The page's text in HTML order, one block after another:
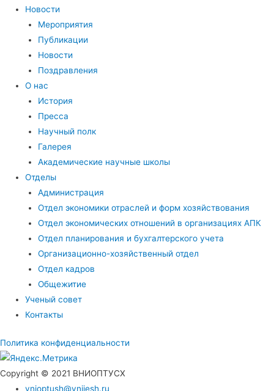
Новости
Мероприятия
Публикации
Новости
Поздравления
О нас
История
Пресса
Научный полк
Галерея
Академические научные школы
Отделы
Администрация
Отдел экономики отраслей и форм хозяйствования
Отдел экономических отношений в организациях АПК
Отдел планирования и бухгалтерского учета
Организационно-хозяйственный отдел
Отдел кадров
Общежитие
Ученый совет
Контакты
Политика конфиденциальности
Copyright © 2021 ВНИОПТУСХ
vnioptush@vniiesh.ru